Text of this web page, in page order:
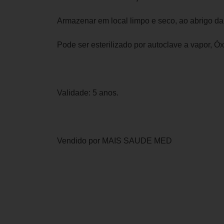
Armazenar em local limpo e seco, ao abrigo
Pode ser esterilizado por autoclave a vapor,
Validade: 5 anos.
Vendido por MAIS SAUDE MED